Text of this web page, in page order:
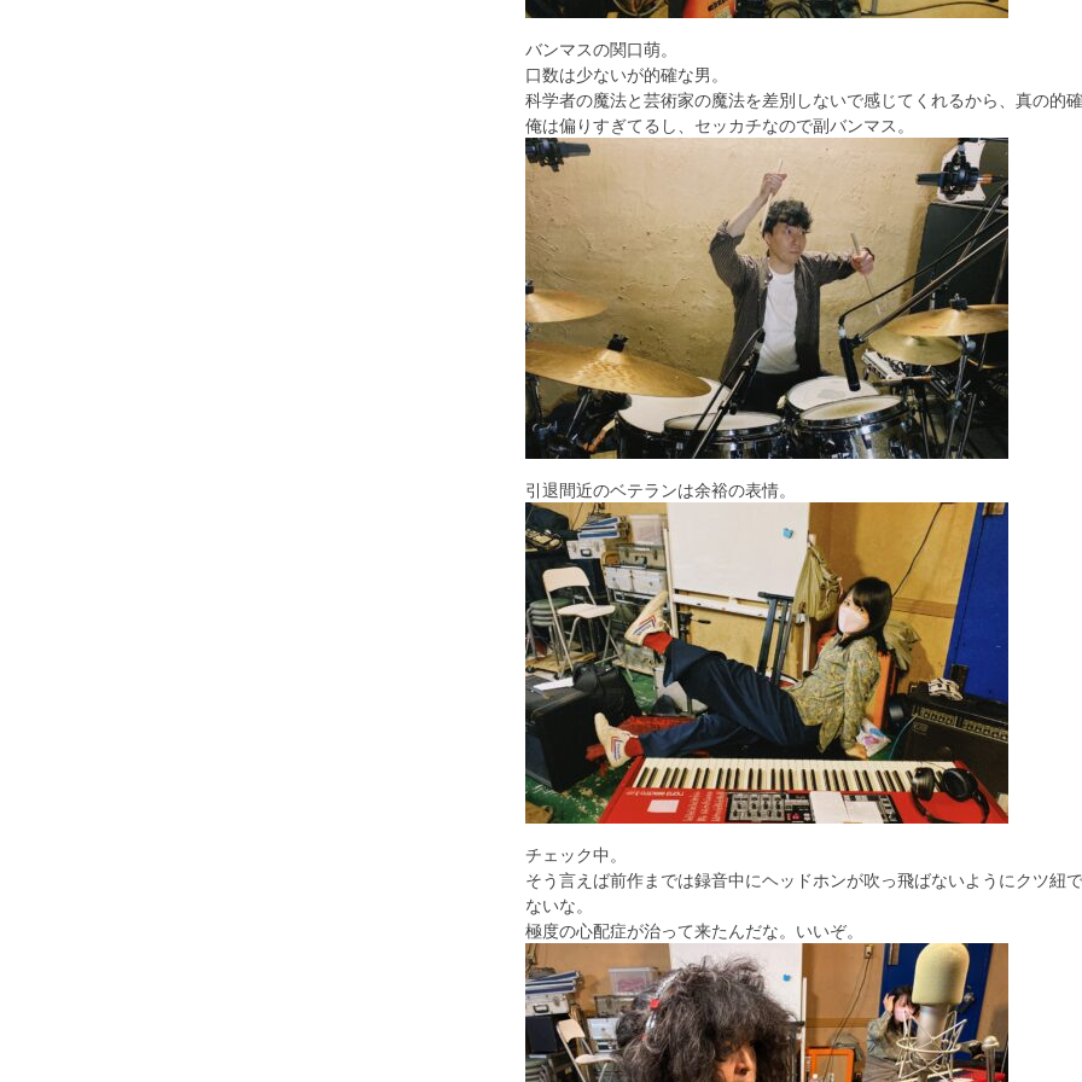
バンマスの関口萌。
口数は少ないが的確な男。
科学者の魔法と芸術家の魔法を差別しないで感じてくれるから、真の的確
俺は偏りすぎてるし、セッカチなので副バンマス。
引退間近のベテランは余裕の表情。
チェック中。
そう言えば前作までは録音中にヘッドホンが吹っ飛ばないようにクツ紐
ないな。
極度の心配症が治って来たんだな。いいぞ。